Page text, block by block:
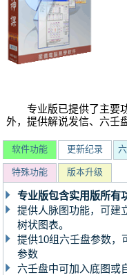
专业版已提供了主要
外，提供解说发信、六
软件功能 更新纪录
特殊功能 版本升级
专业版包含实用版所有
提供人脉图功能，可建
树状图表。
提供10组六壬盘参数，
参数
六壬盘中可加入底图或